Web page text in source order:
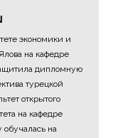
экономики и
на кафедре
дипломную
турецкой
открытого
на кафедре
на